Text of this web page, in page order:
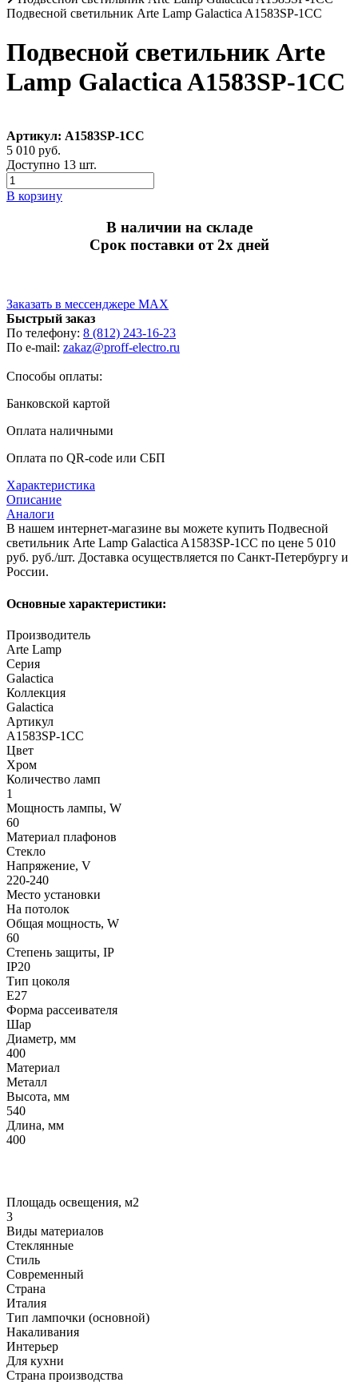
Подвесной светильник Arte Lamp Galactica A1583SP-1CC
Подвесной светильник Arte
Lamp Galactica A1583SP-1CC
Артикул: A1583SP-1CC
5 010 руб.
Доступно 13 шт.
В корзину
В наличии на складе
Срок поставки от 2х дней
Заказать в мессенджере MAX
Быстрый заказ
По телефону: 8 (812) 243-16-23
По e-mail: zakaz@proff-electro.ru
Способы оплаты:
Банковской картой
Оплата наличными
Оплата по QR-code или СБП
Характеристика
Описание
Аналоги
В нашем интернет-магазине вы можете купить Подвесной
светильник Arte Lamp Galactica A1583SP-1CC по цене 5 010
руб. руб./шт. Доставка осуществляется по Санкт-Петербургу и
России.
Основные характеристики:
Производитель
Arte Lamp
Серия
Galactica
Коллекция
Galactica
Артикул
A1583SP-1CC
Цвет
Хром
Количество ламп
1
Мощность лампы, W
60
Материал плафонов
Стекло
Напряжение, V
220-240
Место установки
На потолок
Общая мощность, W
60
Степень защиты, IP
IP20
Тип цоколя
E27
Форма рассеивателя
Шар
Диаметр, мм
400
Материал
Металл
Высота, мм
540
Длина, мм
400
Площадь освещения, м2
3
Виды материалов
Стеклянные
Стиль
Современный
Страна
Италия
Тип лампочки (основной)
Накаливания
Интерьер
Для кухни
Страна производства